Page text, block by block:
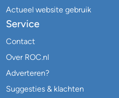
Actueel website gebruik
Service
Contact
Over ROC.nl
Adverteren?
Suggesties & klachten